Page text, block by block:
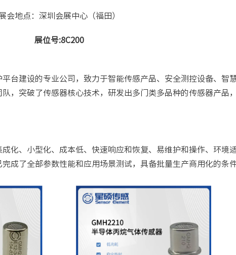
会地点：深圳会展中心（福田）
展位号:8C200
台建设的专业公司，致力于智能传感产品、安全测控设备、智
，突破了传感器核心技术，研发出多门类多品种的传感器产品
化、小型化、成本低、快速响应和恢复、易维护和操作、环
成了全部参数性能和应用场景测试，具备批量生产商用化的条